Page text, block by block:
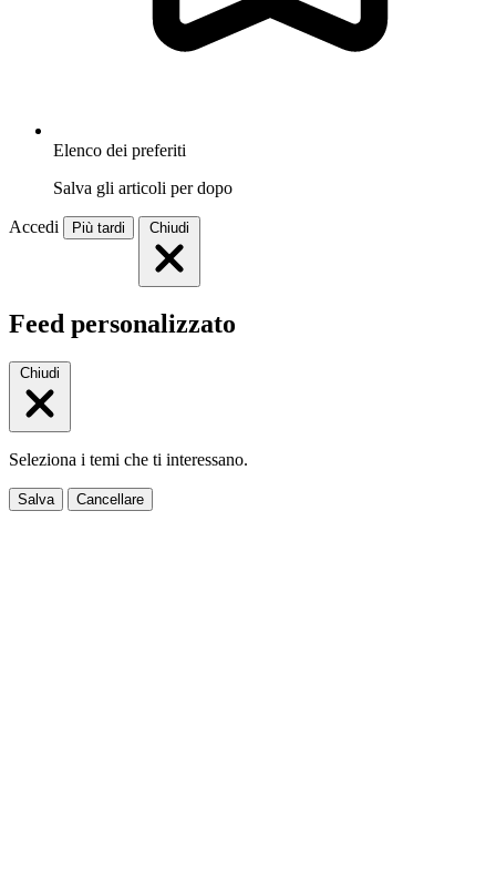
Elenco dei preferiti
Salva gli articoli per dopo
Accedi Più tardi Chiudi
Feed personalizzato
Chiudi
Seleziona i temi che ti interessano.
Salva Cancellare